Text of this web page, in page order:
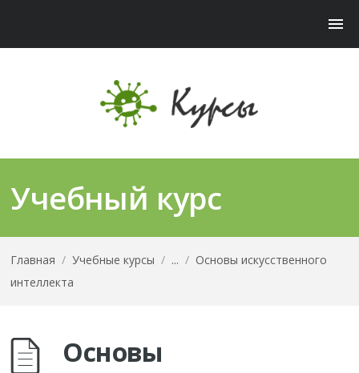
Учебный курс
Главная / Учебные курсы / ... / Основы искусственного
интеллекта
Основы